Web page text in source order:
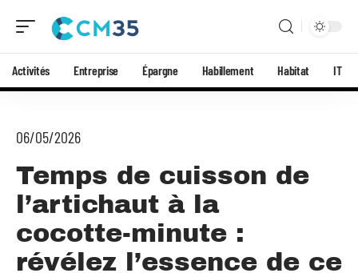
Activités Entreprise Épargne Habillement Habitat IT
06/05/2026
Temps de cuisson de
l’artichaut à la
cocotte-minute :
révélez l’essence de ce